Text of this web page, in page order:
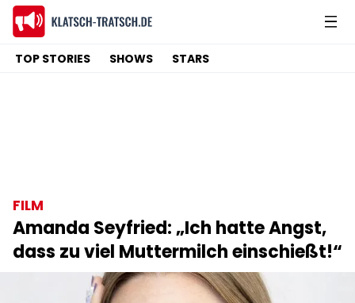
TOP STORIES SHOWS STARS
FILM
Amanda Seyfried: „Ich hatte Angst,
dass zu viel Muttermilch einschießt!“